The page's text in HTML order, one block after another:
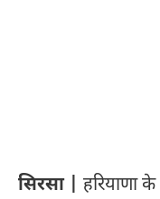
सिरसा |
हरियाणा